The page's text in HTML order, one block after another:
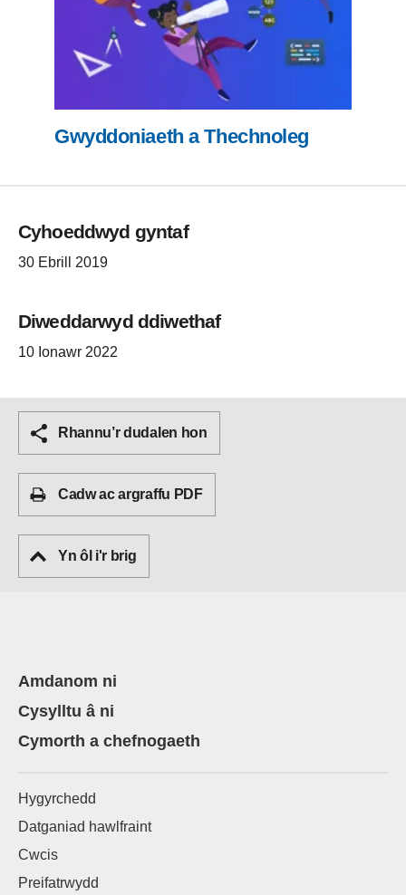
Gwyddoniaeth a Thechnoleg
Cyhoeddwyd gyntaf
30 Ebrill 2019
Diweddarwyd ddiwethaf
10 Ionawr 2022
Rhannu’r dudalen hon
Cadw ac argraffu PDF
Yn ôl i'r brig
Amdanom ni
Cysylltu â ni
Cymorth a chefnogaeth
Hygyrchedd
Datganiad hawlfraint
Cwcis
Preifatrwydd